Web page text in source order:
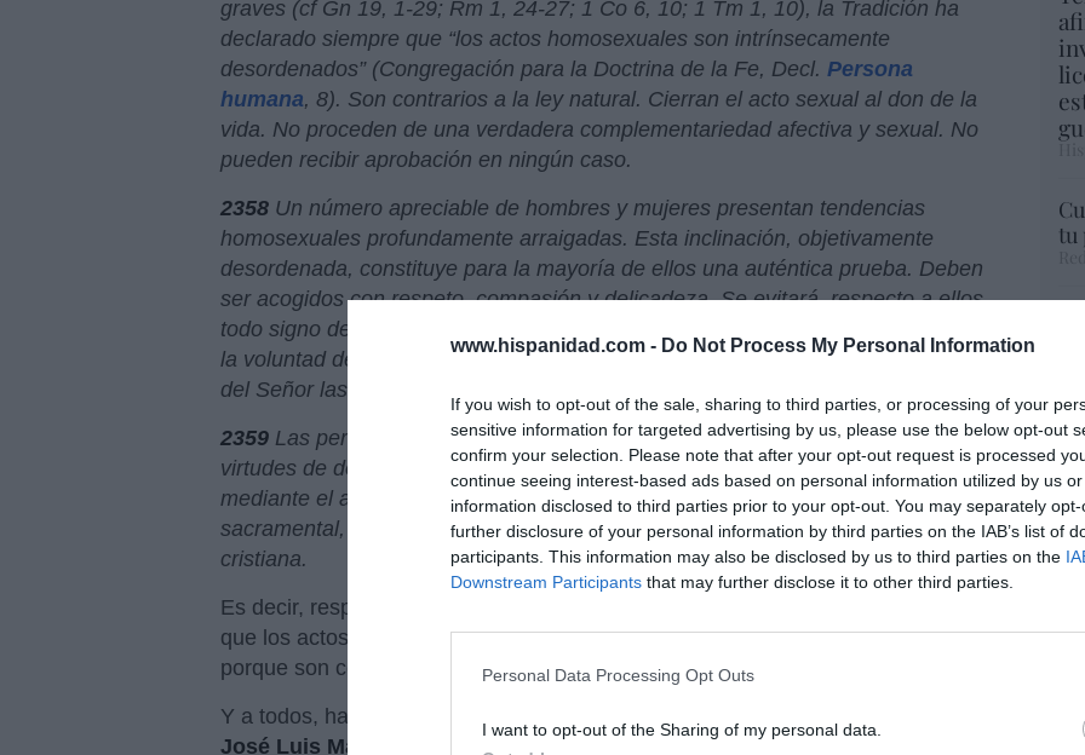
www.hispanidad.com - Do Not Process My Personal Information
If you wish to opt-out of the sale, sharing to third parties, or processing of your
sensitive information for targeted advertising by us, please use the below opt-out
confirm your selection. Please note that after your opt-out request is processed
continue seeing interest-based ads based on personal information utilized by us
information disclosed to third parties prior to your opt-out. You may separately
further disclosure of your personal information by third parties on the IAB’s list of
participants. This information may also be disclosed by us to third parties on the
Downstream Participants that may further disclose it to other third parties.
Personal Data Processing Opt Outs
I want to opt-out of the Sharing of my personal data.
graves (cf Gn 19, 1-29; Rm 1, 24-27; 1 Co 6, 10; 1 Tm 1, 10), la Tradición ha
declarado siempre que “los actos homosexuales son intrínsecamente
desordenados” (Congregación para la Doctrina de la Fe, Decl. Persona
humana, 8). Son contrarios a la ley natural. Cierran el acto sexual al don de la
vida. No proceden de una verdadera complementariedad afectiva y sexual. No
pueden recibir aprobación en ningún caso.
2358 Un número apreciable de hombres y mujeres presentan tendencias
homosexuales profundamente arraigadas. Esta inclinación, objetivamente
desordenada, constituye para la mayoría de ellos una auténtica prueba. Deben
ser acogidos con respeto, compasión y delicadeza. Se evitará, respecto a ellos,
todo signo de discriminación injusta. Estas personas están llamadas a realizar
la voluntad de Dios en su vida, y, si son cristianas, a unir al sacrificio de la cruz
del Señor las dificultades que pueden encontrar a causa de su condición.
2359 Las personas homosexuales están llamadas a la castidad. Mediante
virtudes de dominio de sí mismo que eduquen la libertad interior, y a veces
mediante el apoyo de una amistad desinteresada, de la oración y la gracia
sacramental, pueden y deben acercarse gradual y resueltamente a la perfección
cristiana.
Es decir, respeto, comprensión y delicadeza hacia los homosexuales al tiempo
que los actos homosexuales no pueden recibir aprobación en ningún caso
porque son contrarios a la ley natural.
Y a todos, hay que exigirles coherencia. Por ejemplo, al alcalde de Madrid,
José Luis Martínez-Almeida
, del Partido Popular,quien ha vuelto a colgar la
tu